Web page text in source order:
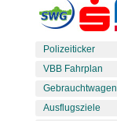
Polizeiticker
VBB Fahrplan
Gebrauchtwagen
Ausflugsziele